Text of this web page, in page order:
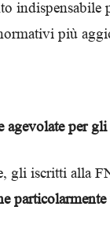
indispensabile
più
agevolate per
gli iscritti alla
particolarmente